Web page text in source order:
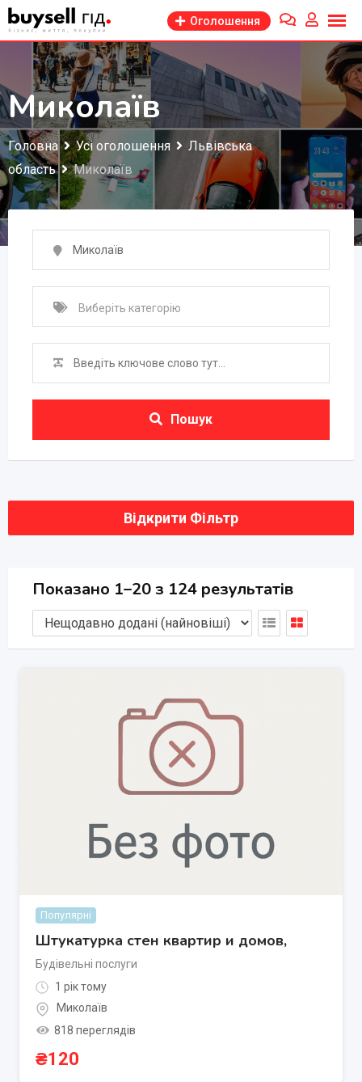
Перейти
до
змісту
Оголошення
Миколаїв
Головна Усі оголошення
Львівська
область
Миколаїв
Пошук
Відкрити Фільтр
Показано 1–20 з 124 результатів
Популярні
Штукатурка стен квартир и домов,
Будівельні послуги
1 рік тому
Миколаїв
818 переглядів
₴120